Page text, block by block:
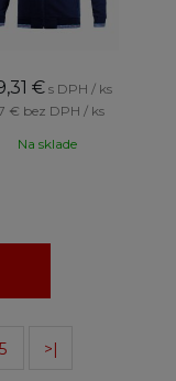
€ s DPH / ks
€ bez DPH / ks
Na sklade
5 >|